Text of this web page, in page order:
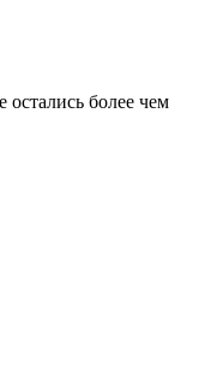
более чем